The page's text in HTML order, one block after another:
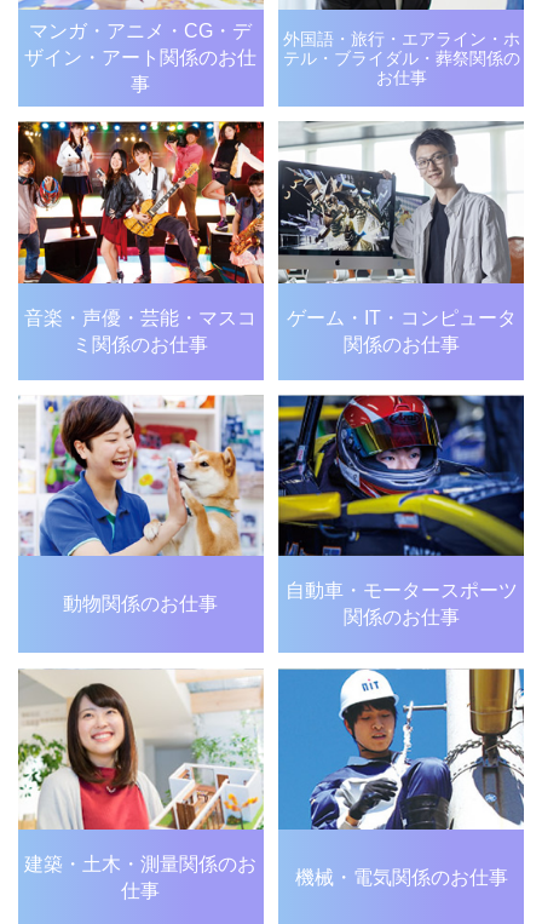
マンガ・アニメ・CG・デ
ザイン・アート関係のお仕
事
外国語・旅行・エアライン・ ホ
テル・ブライダル・ 葬祭関係の
お仕事
音楽・声優・芸能・ マスコ
ミ関係のお仕事
ゲーム・IT・ コンピュータ
関係のお仕事
動物関係のお仕事
自動車・モータースポーツ
関係のお仕事
建築・土木・測量関係のお
仕事
機械・電気関係のお仕事